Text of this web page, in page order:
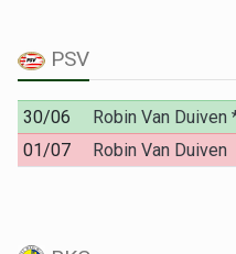
PSV
30/06 Robin Van Duiven
01/07
Robin Van Duiven